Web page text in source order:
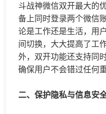
斗战神微信双开最大的
备上同时登录两个微信
论是工作还是生活，用
间切换，大大提高了工
外，双开功能还支持同
确保用户不会错过任何
二、保护隐私与信息安